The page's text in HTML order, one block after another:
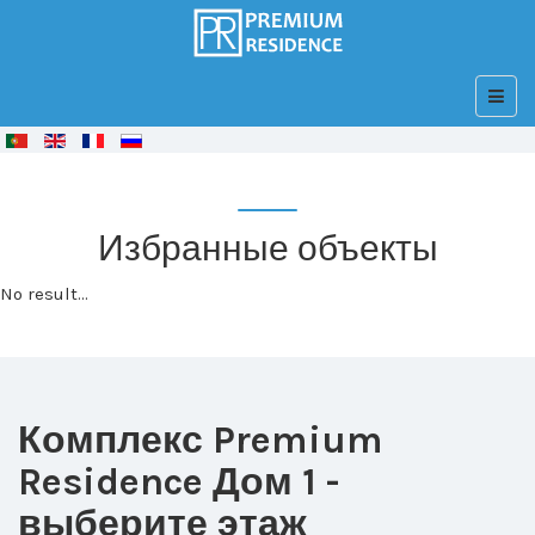
© FreeJoomla! 3 Modules
Избранные объекты
No result...
Комплекс Premium
Residence Дом 1 -
выберите этаж